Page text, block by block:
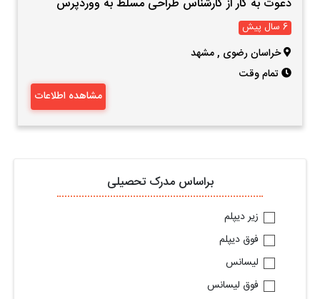
براساس مدرک تحصیلی
زیر دیپلم
فوق دیپلم
لیسانس
فوق لیسانس
دعوت به کار از کارشناس طراحی مسلط به ووردپرس
6 سال پیش
خراسان رضوی ,مشهد
تمام وقت
مشاهده اطلاعات